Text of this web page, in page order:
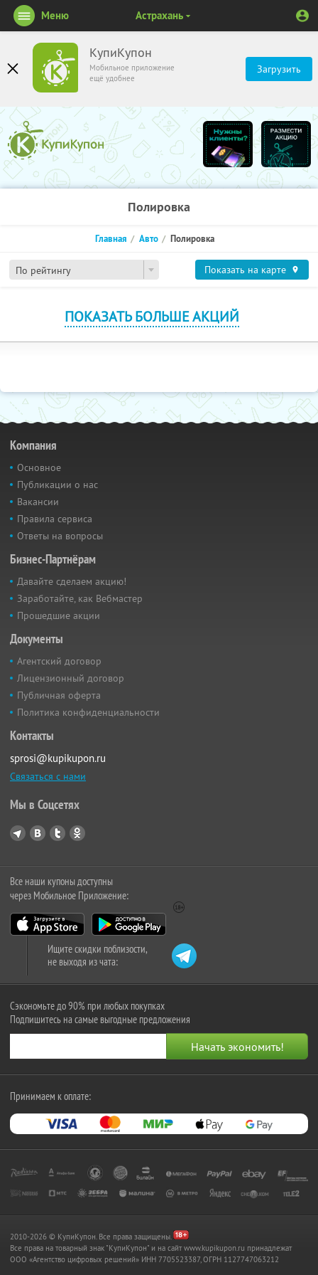
КупиКупон
Мобильное приложение
ещё удобнее
Загрузить
Меню Астрахань
Полировка
По рейтингу
Главная Авто Полировка
Показать на карте
ПОКАЗАТЬ БОЛЬШЕ АКЦИЙ
Компания
Основное
Публикации о нас
Вакансии
Правила сервиса
Ответы на вопросы
Бизнес-Партнёрам
Давайте сделаем акцию!
Заработайте, как Вебмастер
Прошедшие акции
Документы
Агентский договор
Лицензионный договор
Публичная оферта
Политика конфиденциальности
Контакты
sprosi@kupikupon.ru
Связаться с нами
Мы в Соцсетях
Все наши купоны доступны
через Мобильное Приложение:
Ищите скидки поблизости,
не выходя из чата:
Сэкономьте до 90% при любых покупках
Подпишитесь на самые выгодные предложения
Принимаем к оплате:
2010-2026 © КупиКупон. Все права защищены.
Все права на товарный знак "КупиКупон" и на сайт www.kupikupon.ru принадлежат
OOO «Агентство цифровых решений» ИНН 7705523387, ОГРН 1127747063212